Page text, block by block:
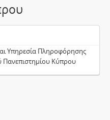
Υπηρεσία Πληροφόρησης
Πανεπιστημίου Κύπρου